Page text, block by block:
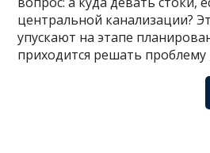
центральной канализации?
упускают на этапе
приходится решать